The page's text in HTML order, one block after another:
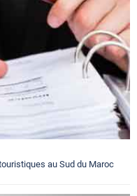
au Sud du Maroc